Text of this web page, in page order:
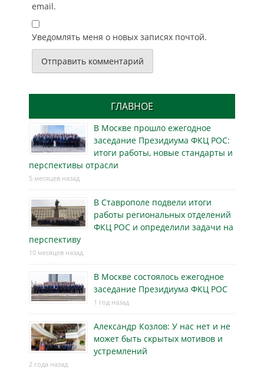
email.
Уведомлять меня о новых записях почтой.
ГЛАВНОЕ
В Москве прошло ежегодное
заседание Президиума ФКЦ РОС:
итоги работы, новые стандарты и
перспективы отрасли
5 месяцев назад
В Ставрополе подвели итоги
работы региональных отделений
ФКЦ РОС и определили задачи на
перспективу
10 месяцев назад
В Москве состоялось ежегодное
заседание Президиума ФКЦ РОС
1 год назад
Александр Козлов: У нас нет и не
может быть скрытых мотивов и
устремлений
2 года назад